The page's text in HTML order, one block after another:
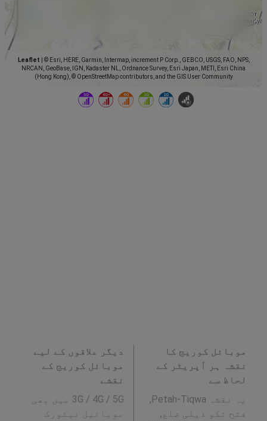
Leaflet
© Esri, HERE, Garmin, Intermap, increment P Corp., GEBCO, USGS, FAO, NPS,
NRCAN, GeoBase, IGN, Kadaster NL, Ordnance Survey, Esri Japan, METI, Esri China
(Hong Kong), © OpenStreetMap contributors, and the GIS User Community
موبائل کوریج کا
نقشہ ہر آپریٹر کے
لحاظ سے
یہ نقشہ Petah-Tiqwa,
فتح تکو ذیلی ضلع,
دیگر علاقوں کے لیے
موبائل کوریج کے
نقشے
3G / 4G / 5G میں بھی
موبائیل نیٹورک